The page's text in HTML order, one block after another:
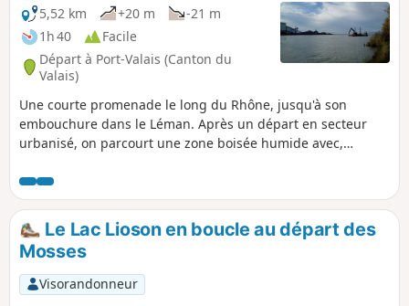
5,52 km +20 m
-21 m
1h 40
Facile
Départ à Port-Valais (Canton du
Valais)
Une courte promenade le long du Rhône, jusqu'à son
embouchure dans le Léman. Après un départ en secteur
urbanisé, on parcourt une zone boisée humide avec,
des Diablerets, du Chablais ou des Dents du Midi.
Le Lac Lioson en boucle au départ des
Mosses
Visorandonneur